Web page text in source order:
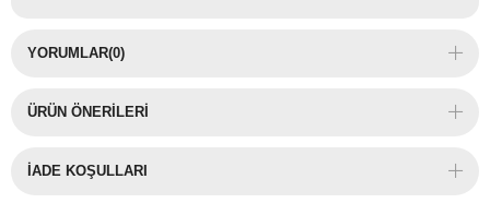
YORUMLAR(0)
ÜRÜN ÖNERILERI
İADE KOŞULLARI